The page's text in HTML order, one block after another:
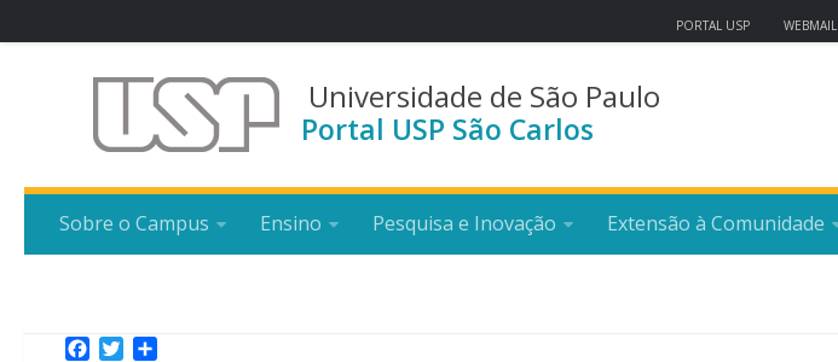
PORTAL USP WEBMAIL
Universidade de São Paulo
Portal USP São Carlos
Sobre o Campus Ensino Pesquisa e Inovação Extensão à Comunidade
Facebook
Twitter